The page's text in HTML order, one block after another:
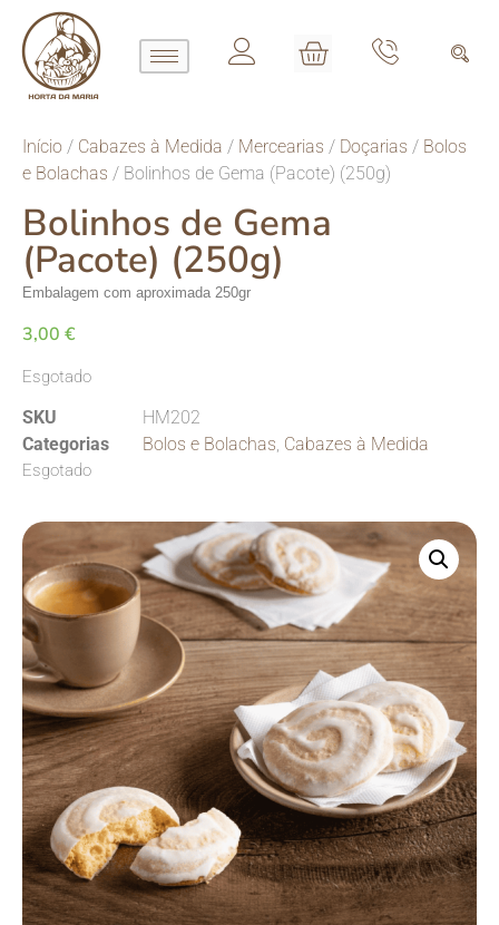
Início / Cabazes à Medida / Mercearias / Doçarias / Bolos
e Bolachas / Bolinhos de Gema (Pacote) (250g)
Bolinhos de Gema
(Pacote) (250g)
Embalagem com aproximada 250gr
3,00 €
Esgotado
SKU
HM202
Categorias
Bolos e Bolachas, Cabazes à Medida
Esgotado